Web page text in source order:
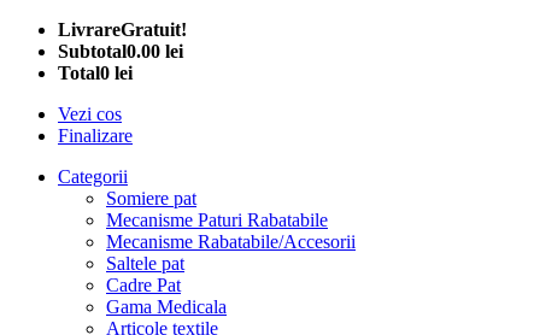
LivrareGratuit!
Subtotal0.00 lei
Total0 lei
Vezi cos
Finalizare
Categorii
Somiere pat
Mecanisme Paturi Rabatabile
Mecanisme Rabatabile/Accesorii
Saltele pat
Cadre Pat
Gama Medicala
Articole textile